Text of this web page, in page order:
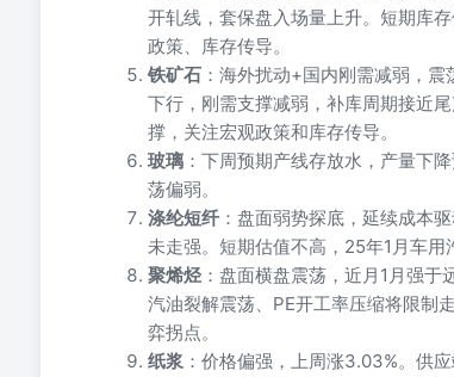
开轧线，套保盘入场量上升。短期库
政策、库存传导。
铁矿石 ：海外扰动+国内刚需减弱，
下行，刚需支撑减弱，补库周期接近
撑，关注宏观政策和库存传导。
玻璃 ：下周预期产线存放水，产量下
荡偏弱。
涤纶短纤：盘面弱势探底，延续成本
未走强。短期估值不高，25年1月车用
聚烯烃 ：盘面横盘震荡，近月1月强
汽油裂解震荡、PE开工率压缩将限制
弈拐点。
纸浆 ：价格偏强，上周涨3.03%。供